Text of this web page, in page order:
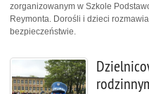
zorganizowanym w Szkole
Reymonta. Dorośli i dzieci
bezpieczeństwie.